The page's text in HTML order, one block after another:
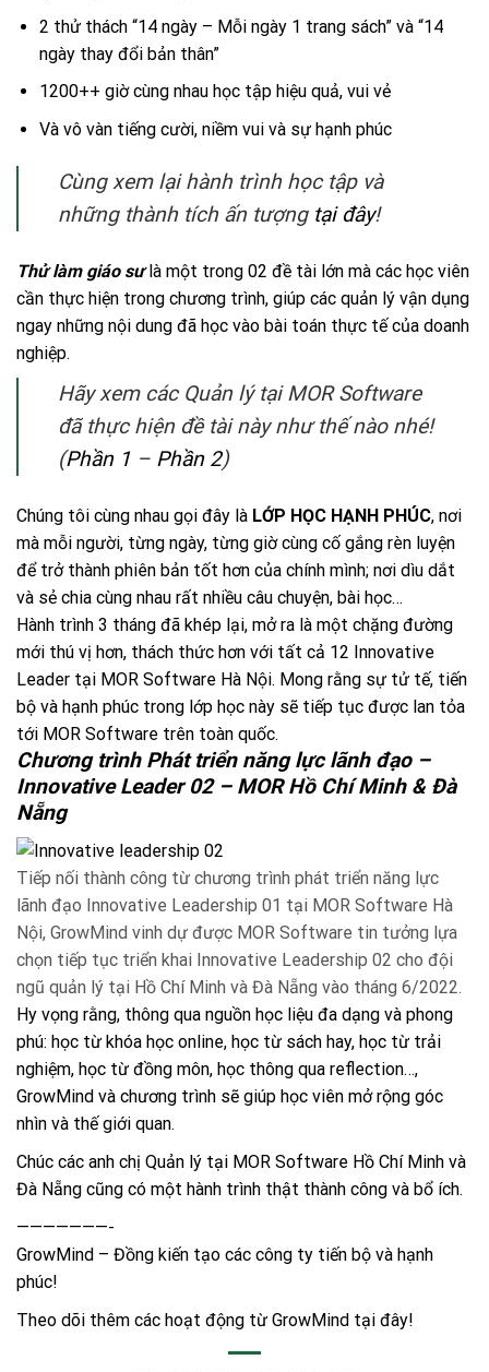
2 thử thách “14 ngày – Mỗi ngày 1 trang sách” và “14
ngày thay đổi bản thân”
1200++ giờ cùng nhau học tập hiệu quả, vui vẻ
Và vô vàn tiếng cười, niềm vui và sự hạnh phúc
Cùng xem lại hành trình học tập và
những thành tích ấn tượng tại đây!
Thử làm giáo sưlà một trong 02 đề tài lớn mà các học viên
cần thực hiện trong chương trình, giúp các quản lý vận dụng
ngay những nội dung đã học vào bài toán thực tế của doanh
nghiệp.
Hãy xem các Quản lý tại MOR Software
đã thực hiện đề tài này như thế nào nhé!
(Phần 1 – Phần 2)
Chúng tôi cùng nhau gọi đây là LỚP HỌC HẠNH PHÚC, nơi
mà mỗi người, từng ngày, từng giờ cùng cố gắng rèn luyện
để trở thành phiên bản tốt hơn của chính mình; nơi dìu dắt
và sẻ chia cùng nhau rất nhiều câu chuyện, bài học…
Hành trình 3 tháng đã khép lại, mở ra là một chặng đường
mới thú vị hơn, thách thức hơn với tất cả 12 Innovative
Leader tại MOR Software Hà Nội. Mong rằng sự tử tế, tiến
bộ và hạnh phúc trong lớp học này sẽ tiếp tục được lan tỏa
tới MOR Software trên toàn quốc.
Chương trình Phát triển năng lực lãnh đạo –
Innovative Leader 02 – MOR Hồ Chí Minh & Đà
Nẵng
Tiếp nối thành công từ chương trình phát triển năng lực
lãnh đạo Innovative Leadership 01 tại MOR Software Hà
Nội, GrowMind vinh dự được MOR Software tin tưởng lựa
chọn tiếp tục triển khai Innovative Leadership 02 cho đội
ngũ quản lý tại Hồ Chí Minh và Đà Nẵng vào tháng 6/2022.
Hy vọng rằng, thông qua nguồn học liệu đa dạng và phong
phú: học từ khóa học online, học từ sách hay, học từ trải
nghiệm, học từ đồng môn, học thông qua reflection…,
GrowMind và chương trình sẽ giúp học viên mở rộng góc
nhìn và thế giới quan.
Chúc các anh chị Quản lý tại MOR Software Hồ Chí Minh và
Đà Nẵng cũng có một hành trình thật thành công và bổ ích.
———————-
GrowMind – Đồng kiến tạo các công ty tiến bộ và hạnh
phúc!
Theo dõi thêm các hoạt động từ GrowMind tại đây!